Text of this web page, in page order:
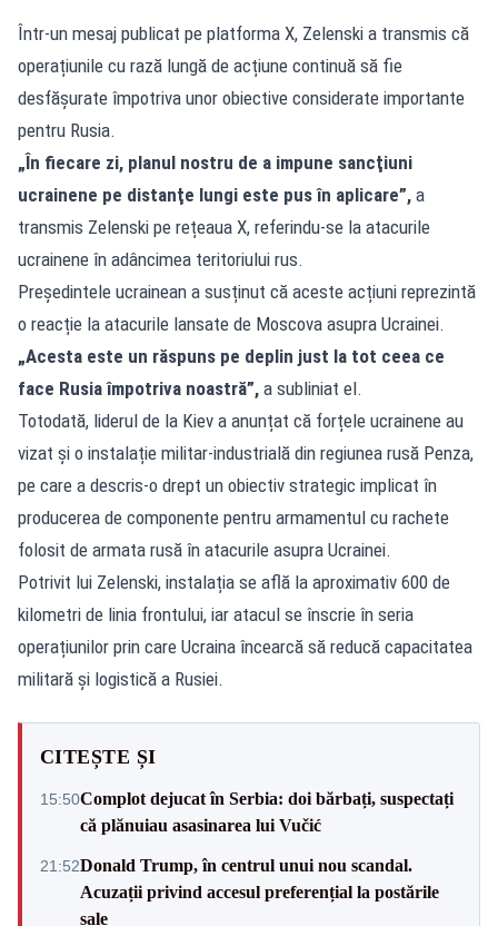
Într-un mesaj publicat pe platforma X, Zelenski a transmis că
operațiunile cu rază lungă de acțiune continuă să fie
desfășurate împotriva unor obiective considerate importante
pentru Rusia.
„În fiecare zi, planul nostru de a impune sancţiuni
ucrainene pe distanţe lungi este pus în aplicare”, a
transmis Zelenski pe rețeaua X, referindu-se la atacurile
ucrainene în adâncimea teritoriului rus.
Președintele ucrainean a susținut că aceste acțiuni reprezintă
o reacție la atacurile lansate de Moscova asupra Ucrainei.
„Acesta este un răspuns pe deplin just la tot ceea ce
face Rusia împotriva noastră”, a subliniat el.
Totodată, liderul de la Kiev a anunțat că forțele ucrainene au
vizat și o instalație militar-industrială din regiunea rusă Penza,
pe care a descris-o drept un obiectiv strategic implicat în
producerea de componente pentru armamentul cu rachete
folosit de armata rusă în atacurile asupra Ucrainei.
Potrivit lui Zelenski, instalația se află la aproximativ 600 de
kilometri de linia frontului, iar atacul se înscrie în seria
operațiunilor prin care Ucraina încearcă să reducă capacitatea
militară și logistică a Rusiei.
CITEȘTE ȘI
15:50Complot dejucat în Serbia: doi bărbați, suspectați
că plănuiau asasinarea lui Vučić
21:52Donald Trump, în centrul unui nou scandal.
Acuzații privind accesul preferențial la postările
sale